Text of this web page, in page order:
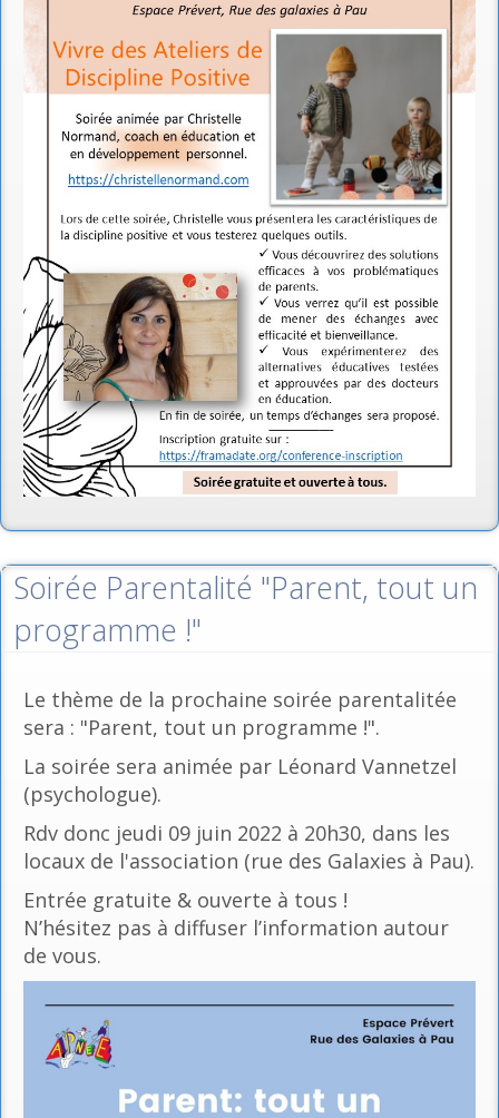
Soirée Parentalité "Parent, tout un
programme !"
Le thème de la prochaine soirée parentalitée
sera : "Parent, tout un programme !".
La soirée sera animée par Léonard Vannetzel
(psychologue).
Rdv donc jeudi 09 juin 2022 à 20h30, dans les
locaux de l'association (rue des Galaxies à Pau).
Entrée gratuite & ouverte à tous !
N’hésitez pas à diffuser l’information autour
de vous.